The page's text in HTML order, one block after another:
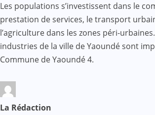
Les populations s’investissent dans le
prestation de services, le transport
l’agriculture dans les zones péri-
industries de la ville de Yaoundé sont
Commune de Yaoundé 4.
La Rédaction